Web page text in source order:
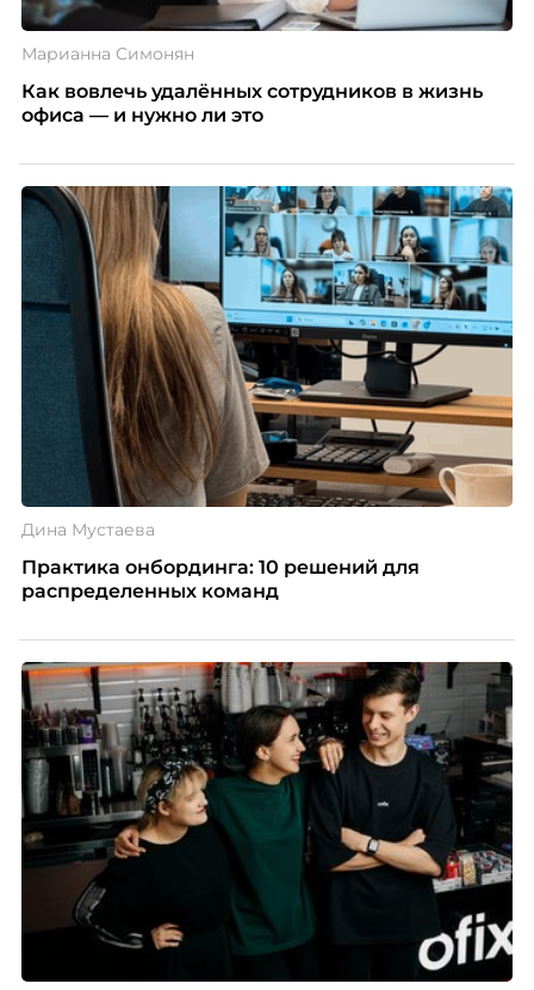
Марианна Симонян
Как вовлечь удалённых сотрудников в жизнь
офиса — и нужно ли это
Дина Мустаева
Практика онбординга: 10 решений для
распределенных команд